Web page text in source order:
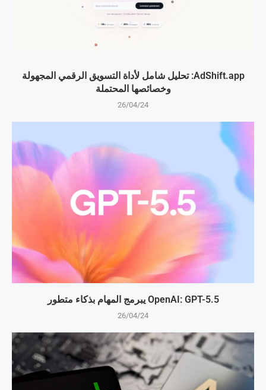
AdShift.app: تحليل شامل لأداة التسويق الرقمي المجهولة
وخصائصها المحتملة
26/04/24
OpenAI: GPT-5.5 يبرمج المهام بذكاء متطور
26/04/24